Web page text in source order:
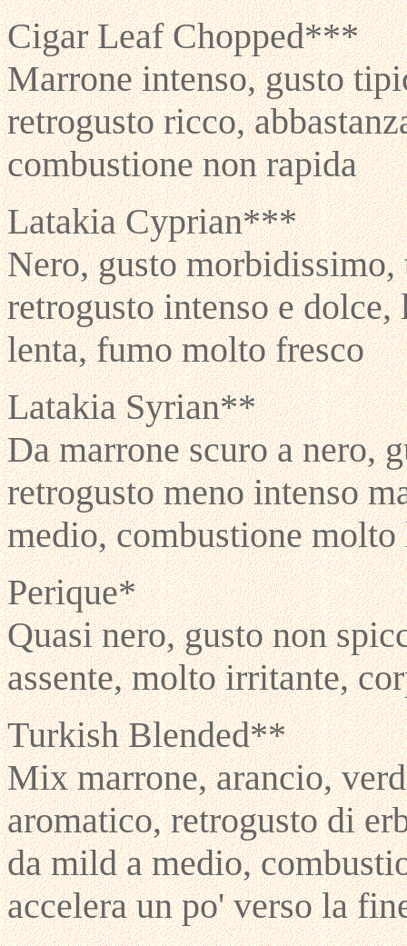
Cigar Leaf Chopped***
Marrone intenso, gusto
retrogusto ricco,
combustione non rapida
Latakia Cyprian***
Nero, gusto
retrogusto intenso e
lenta, fumo molto fresco
Latakia Syrian**
Da marrone scuro a nero,
retrogusto meno intenso
medio, combustione
Perique*
Quasi nero, gusto non
assente, molto irritante,
Turkish Blended**
Mix marrone, arancio,
aromatico, retrogusto di
da mild a medio,
accelera un po' verso la